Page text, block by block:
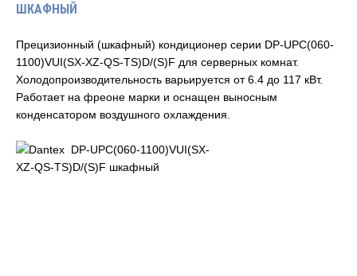
ШКАФНЫЙ
Прецизионный (шкафный) кондиционер серии DP-UPC(060-
1100)VUI(SX-XZ-QS-TS)D/(S)F для серверных комнат.
Холодопроизводительность варьируется от 6.4 до 117 кВт.
Работает на фреоне марки и оснащен выносным
конденсатором воздушного охлаждения.